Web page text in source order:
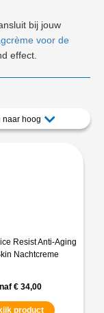
bij jouw
voor de
effect.
naar hoog
Resist Anti-Aging
Nachtcreme
€34,00
product